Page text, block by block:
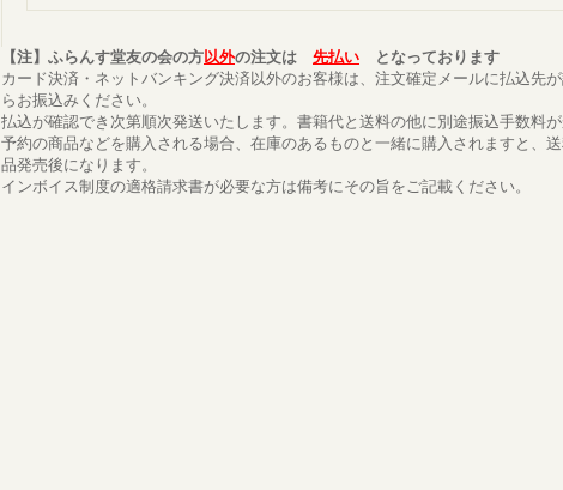
【注】ふらんす堂友の会の方以外の注文は 先払い となっております
カード決済・ネットバンキング決済以外のお客様は、注文確定メールに払込先
らお振込みください。
払込が確認でき次第順次発送いたします。書籍代と送料の他に別途振込手数料が
予約の商品などを購入される場合、在庫のあるものと一緒に購入されますと、
品発売後になります。
インボイス制度の適格請求書が必要な方は備考にその旨をご記載ください。